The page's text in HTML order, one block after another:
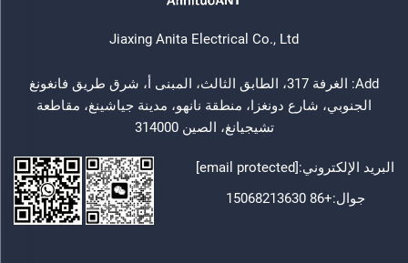
Jiaxing Anita Electrical Co., Ltd
Add: الغرفة 317، الطابق الثالث، المبنى أ، شرق طريق فانغونغ
الجنوبي، شارع دونغزا، منطقة نانهو، مدينة جياشينغ، مقاطعة
تشيجيانغ، الصين 314000
البريد الإلكتروني:[email protected]
جوال:+86 15068213630